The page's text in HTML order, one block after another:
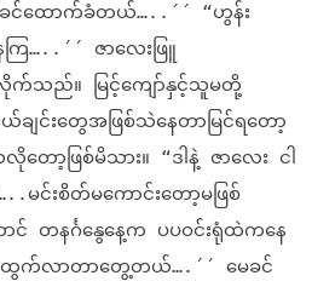
င်ထောက်ခံတယ်…..´´ “ဟွန်း
ြ…..´´ ဇာလေးဖြူ
စ်လိုက်သည်။ မြင့်ကျော်နှင့်သူမတို့
င်းတွေအဖြစ်သဲနေတာမြင်ရတော့
ာ့ဖြစ်မိသား။ “ဒါနဲ့ ဇာလေး ငါ
မင်းစိတ်မကောင်းတော့မဖြစ်
တနင်္ဂနွေနေ့က ပပဝင်းရုံထဲကနေ
ထွက်လာတာတွေ့တယ်….´´ မေခင်